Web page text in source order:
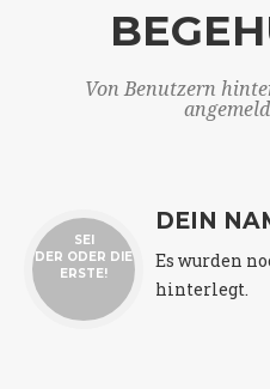
Von Benutzern
SEI
DER ODER DIE
ERSTE!
DEIN
Es wurden
hinterlegt.